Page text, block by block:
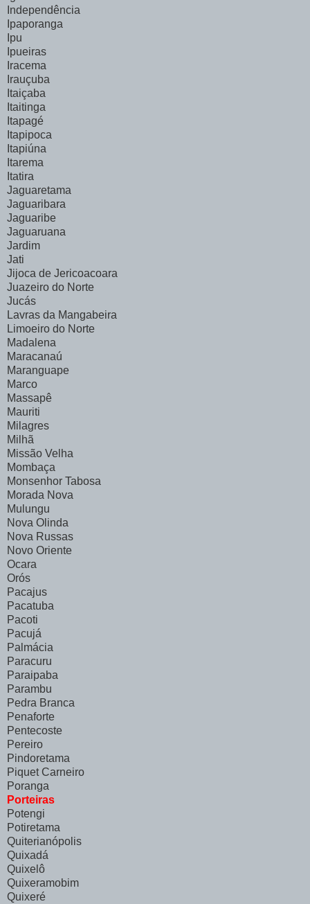
Independência
Ipaporanga
Ipu
Ipueiras
Iracema
Irauçuba
Itaiçaba
Itaitinga
Itapagé
Itapipoca
Itapiúna
Itarema
Itatira
Jaguaretama
Jaguaribara
Jaguaribe
Jaguaruana
Jardim
Jati
Jijoca de Jericoacoara
Juazeiro do Norte
Jucás
Lavras da Mangabeira
Limoeiro do Norte
Madalena
Maracanaú
Maranguape
Marco
Massapê
Mauriti
Milagres
Milhã
Missão Velha
Mombaça
Monsenhor Tabosa
Morada Nova
Mulungu
Nova Olinda
Nova Russas
Novo Oriente
Ocara
Orós
Pacajus
Pacatuba
Pacoti
Pacujá
Palmácia
Paracuru
Paraipaba
Parambu
Pedra Branca
Penaforte
Pentecoste
Pereiro
Pindoretama
Piquet Carneiro
Poranga
Porteiras
Potengi
Potiretama
Quiterianópolis
Quixadá
Quixelô
Quixeramobim
Quixeré